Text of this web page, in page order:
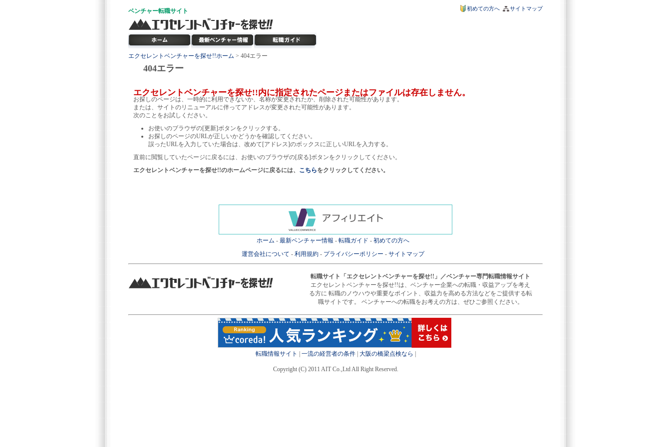
ベンチャー転職サイト サイトマップ
初めての方へ
エクセレントベンチャーを探せ!!ホーム > 404エラー
404エラー
エクセレントベンチャーを探せ!!内に指定されたページまたはファイルは存在しません。
お探しのページは、一時的に利用できないか、名称が変更されたか、削除された可能性があります。
または、サイトのリニューアルに伴ってアドレスが変更された可能性があります。
次のことをお試しください。
お使いのブラウザの[更新]ボタンをクリックする。
お探しのページのURLが正しいかどうかを確認してください。
誤ったURLを入力していた場合は、改めて[アドレス]のボックスに正しいURLを入力する。
直前に閲覧していたページに戻るには、お使いのブラウザの[戻る]ボタンをクリックしてください。
エクセレントベンチャーを探せ!!のホームページに戻るには、 こちらをクリックしてください。
ホーム - 最新ベンチャー情報 - 転職ガイド - 初めての方へ
運営会社について - 利用規約 - プライバシーポリシー - サイトマップ
転職サイト
「エクセレントベンチャーを探せ!!」／ベンチャー専門転職情報サイト
エクセレントベンチャーを探せ!!は、ベンチャー企業への転職・収益アップを考え
る方に 転職のノウハウや重要なポイント、収益力を高める方法などをご提供する転
職サイトです。 ベンチャーへの転職をお考えの方は、ぜひご参照ください。
転職情報サイト 一流の経営者の条件| 大阪の橋梁点検なら
Copyright (C) 2011 AIT Co.,Ltd All Right Reserved.